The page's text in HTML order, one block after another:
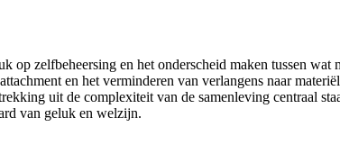
zelfbeheersing en het onderscheid maken tussen wat
en het verminderen van verlangens naar
uit de complexiteit van de samenleving centraal
van geluk en welzijn.